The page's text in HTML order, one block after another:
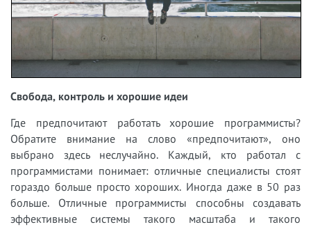
Свобода, контроль и хорошие идеи
Где предпочитают работать хорошие программисты?
Обратите внимание на слово «предпочитают», оно
выбрано здесь неслучайно. Каждый, кто работал с
программистами понимает: отличные специалисты стоят
гораздо больше просто хороших. Иногда даже в 50 раз
больше. Отличные программисты способны создавать
эффективные системы такого масштаба и такого